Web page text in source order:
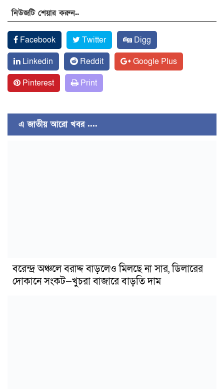
নিউজটি শেয়ার করুন..
Facebook Twitter
Digg
Linkedin
Reddit
Google Plus
Pinterest
Print
এ জাতীয় আরো খবর ....
বরেন্দ্র অঞ্চলে বরাদ্দ বাড়লেও মিলছে না সার, ডিলারের
দোকানে সংকট—খুচরা বাজারে বাড়তি দাম